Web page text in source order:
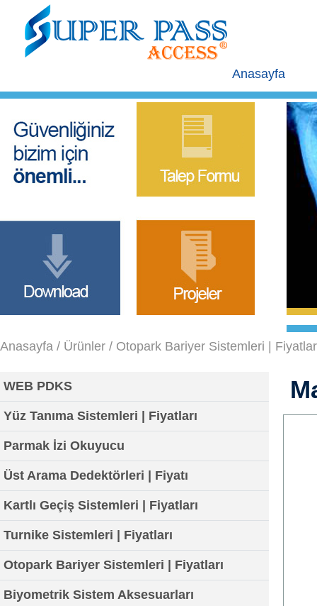
Anasayfa
Anasayfa / Ürünler / Otopark Bariyer Sistemleri |
WEB PDKS
Yüz Tanıma Sistemleri | Fiyatları
Parmak İzi Okuyucu
Üst Arama Dedektörleri | Fiyatı
Kartlı Geçiş Sistemleri | Fiyatları
Turnike Sistemleri | Fiyatları
Otopark Bariyer Sistemleri | Fiyatları
Biyometrik Sistem Aksesuarları